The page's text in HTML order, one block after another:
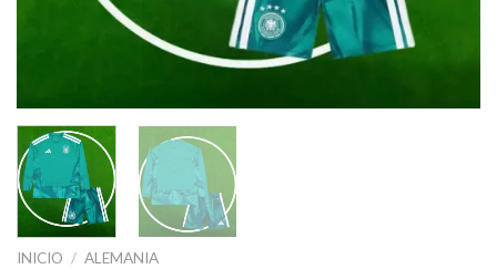
INICIO / ALEMANIA